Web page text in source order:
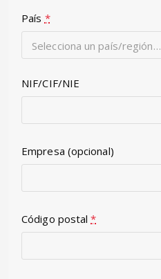
País *
Selecciona un país/región…
NIF/CIF/NIE
Empresa (opcional)
Código postal*